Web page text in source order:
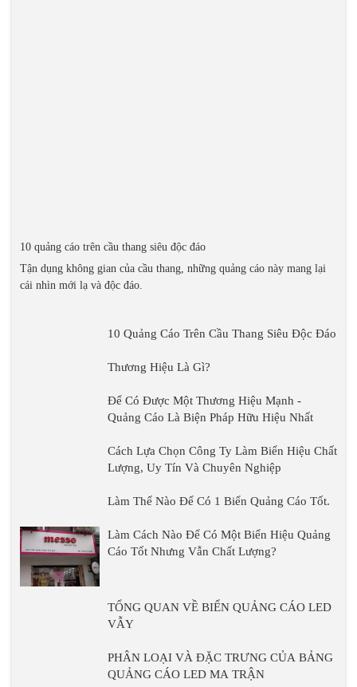
10 quảng cáo trên cầu thang siêu độc đáo
Tận dụng không gian của cầu thang, những quảng cáo này mang lại
cái nhìn mới lạ và độc đáo.
10 Quảng Cáo Trên Cầu Thang Siêu Độc Đáo
Thương Hiệu Là Gì?
Để Có Được Một Thương Hiệu Mạnh -
Quảng Cáo Là Biện Pháp Hữu Hiệu Nhất
Cách Lựa Chọn Công Ty Làm Biển Hiệu Chất
Lượng, Uy Tín Và Chuyên Nghiệp
Làm Thế Nào Để Có 1 Biển Quảng Cáo Tốt.
Làm Cách Nào Để Có Một Biển Hiệu Quảng
Cáo Tốt Nhưng Vẫn Chất Lượng?
TỔNG QUAN VỀ BIỂN QUẢNG CÁO LED
VẪY
PHÂN LOẠI VÀ ĐẶC TRƯNG CỦA BẢNG
QUẢNG CÁO LED MA TRẬN